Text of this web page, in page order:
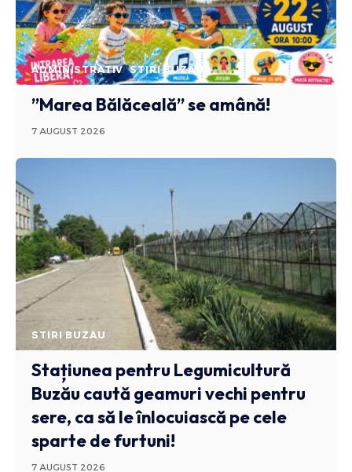
ADMINISTRATIV STIRI BUZAU
”Marea Bălăceală” se amână!
7 AUGUST 2026
STIRI BUZAU
Stațiunea pentru Legumicultură
Buzău caută geamuri vechi pentru
sere, ca să le înlocuiască pe cele
sparte de furtuni!
7 AUGUST 2026